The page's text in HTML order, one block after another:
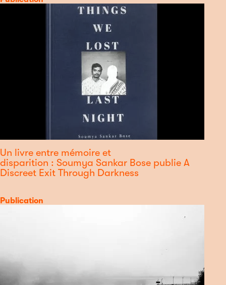
Un livre entre mémoire et
disparition : Soumya Sankar Bose publie A
Discreet Exit Through Darkness
Catégorie
Publication